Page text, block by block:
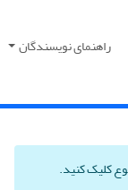
راهنمای نویسندگان
کلیک کنید.